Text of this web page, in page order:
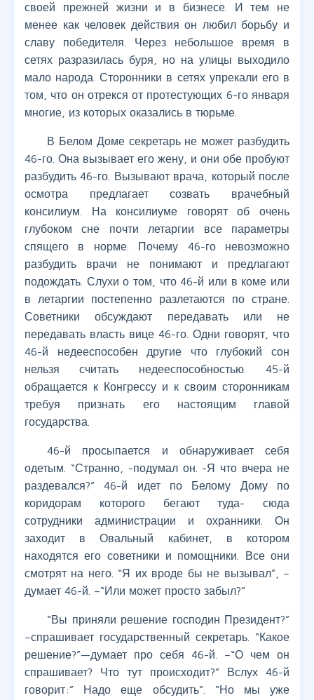
своей прежней жизни и в бизнесе. И тем не
менее как человек действия он любил борьбу и
славу победителя. Через небольшое время в
сетях разразилась буря, но на улицы выходило
мало народа. Сторонники в сетях упрекали его в
том, что он отрекся от протестующих 6-го января
многие, из которых оказались в тюрьме.
В Белом Доме секретарь не может разбудить
46-го. Она вызывает его жену, и они обе пробуют
разбудить 46-го. Вызывают врача, который после
осмотра предлагает созвать врачебный
консилиум. На консилиуме говорят об очень
глубоком сне почти летаргии все параметры
спящего в норме. Почему 46-го невозможно
разбудить врачи не понимают и предлагают
подождать. Слухи о том, что 46-й или в коме или
в летаргии постепенно разлетаются по стране.
Советники обсуждают передавать или не
передавать власть вице 46-го. Одни говорят, что
46-й недееспособен другие что глубокий сон
нельзя считать недееспособностью. 45-й
обращается к Конгрессу и к своим сторонникам
требуя признать его настоящим главой
государства.
46-й просыпается и обнаруживает себя
одетым. “Странно, -подумал он. -Я что вчера не
раздевался?” 46-й идет по Белому Дому по
коридорам которого бегают туда- сюда
сотрудники администрации и охранники. Он
заходит в Овальный кабинет, в котором
находятся его советники и помощники. Все они
смотрят на него. “Я их вроде бы не вызывал”, –
думает 46-й. –“Или может просто забыл?”
“Вы приняли решение господин Президент?”
–спрашивает государственный секретарь. “Какое
решение?”—думает про себя 46-й. –“О чем он
спрашивает? Что тут происходит?” Вслух 46-й
говорит:” Надо еще обсудить”. “Но мы уже